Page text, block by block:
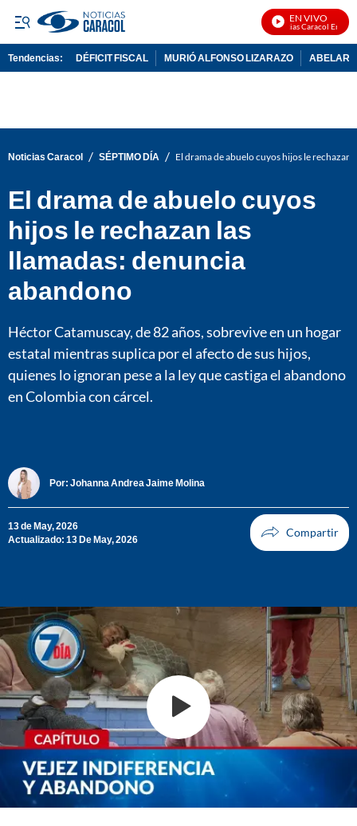
EN VIVO
Noticias Caracol En Vivo
Tendencias: DÉFICIT FISCAL MURIÓ ALFONSO LIZARAZO
Noticias Caracol / SÉPTIMO DÍA / El drama de abuelo cuyos hijos le
El drama de abuelo cuyos
hijos le rechazan las
llamadas: denuncia
abandono
Héctor Catamuscay, de 82 años, sobrevive en un hogar
estatal mientras suplica por el afecto de sus hijos,
quienes lo ignoran pese a la ley que castiga el abandono
en Colombia con cárcel.
Por: Johanna Andrea Jaime Molina
13 de May, 2026
Actualizado: 13 De May, 2026